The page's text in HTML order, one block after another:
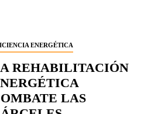
ENERGÉTICA
REHABILITACIÓN
LAS